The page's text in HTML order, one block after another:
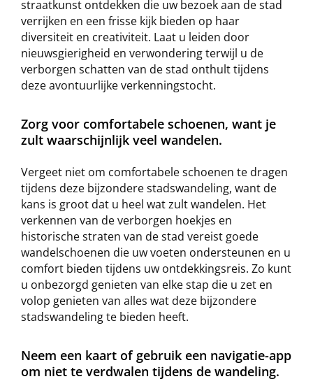
straatkunst ontdekken die uw bezoek aan de stad
verrijken en een frisse kijk bieden op haar
diversiteit en creativiteit. Laat u leiden door
nieuwsgierigheid en verwondering terwijl u de
verborgen schatten van de stad onthult tijdens
deze avontuurlijke verkenningstocht.
Zorg voor comfortabele schoenen, want je
zult waarschijnlijk veel wandelen.
Vergeet niet om comfortabele schoenen te dragen
tijdens deze bijzondere stadswandeling, want de
kans is groot dat u heel wat zult wandelen. Het
verkennen van de verborgen hoekjes en
historische straten van de stad vereist goede
wandelschoenen die uw voeten ondersteunen en u
comfort bieden tijdens uw ontdekkingsreis. Zo kunt
u onbezorgd genieten van elke stap die u zet en
volop genieten van alles wat deze bijzondere
stadswandeling te bieden heeft.
Neem een kaart of gebruik een navigatie-app
om niet te verdwalen tijdens de wandeling.